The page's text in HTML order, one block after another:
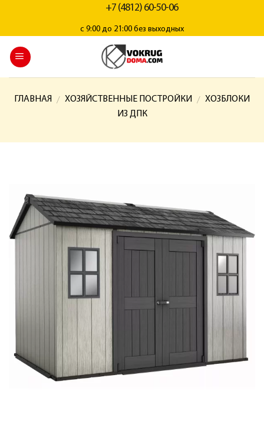
+7 (4812) 60-50-06
с 9:00 до 21:00 без выходных
ГЛАВНАЯ / ХОЗЯЙСТВЕННЫЕ ПОСТРОЙКИ / ХОЗБЛОКИ
ИЗ ДПК